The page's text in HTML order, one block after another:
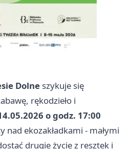
Dolne szykuje się
rękodzieło i
o godz. 17:00
nad ekozakładkami - małymi
drugie życie z resztek i